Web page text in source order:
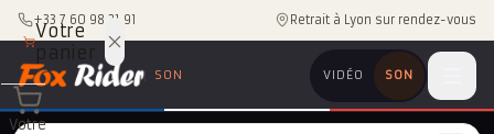
Aller au contenu
+33 7 60 98 21 91 Retrait à Lyon sur rendez-vous
SON VIDÉO SON
Votre
panier
Votre